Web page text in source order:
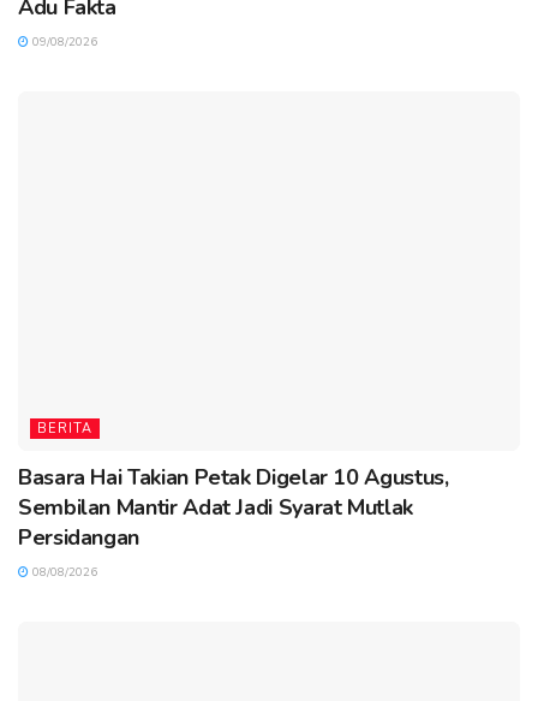
Adu Fakta
09/08/2026
BERITA
Basara Hai Takian Petak Digelar 10 Agustus,
Sembilan Mantir Adat Jadi Syarat Mutlak
Persidangan
08/08/2026